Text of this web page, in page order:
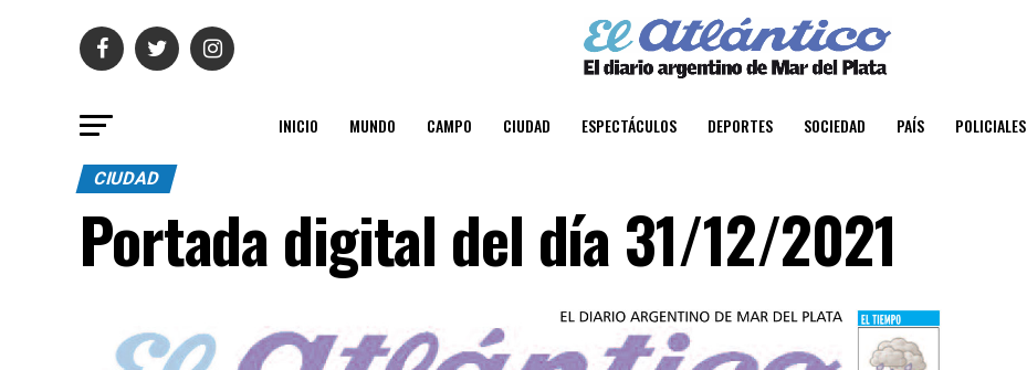
INICIO MUNDO CAMPO CIUDAD ESPECTÁCULOS DEPORTES SOCIEDAD PAÍS POLICIALES
CIUDAD
Portada digital del día 31/12/2021